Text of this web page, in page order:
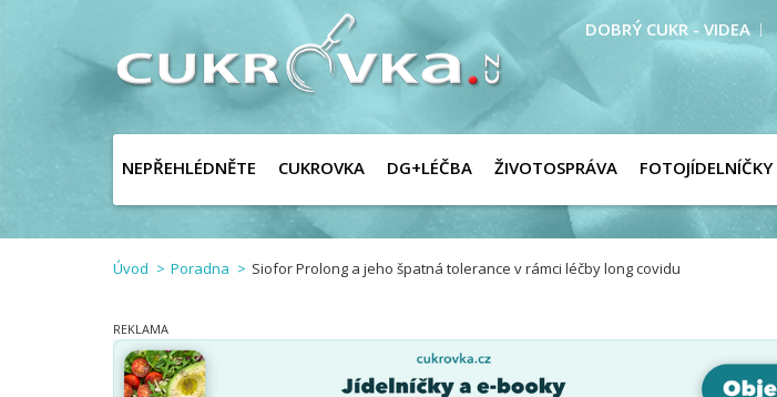
DOBRÝ CUKR - VIDEA
NEPŘEHLÉDNĚTE CUKROVKA DG+LÉČBA ŽIVOTOSPRÁVA FOTOJÍDELNÍČKY
Úvod Poradna Siofor Prolong a jeho špatná tolerance v rámci léčby long covidu